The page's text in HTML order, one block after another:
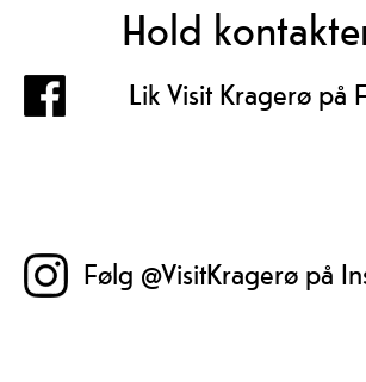
Hold
Lik Visit Kragerø på
Følg @VisitKragerø på